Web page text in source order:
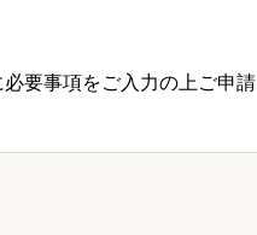
要事項をご入力の上ご申請